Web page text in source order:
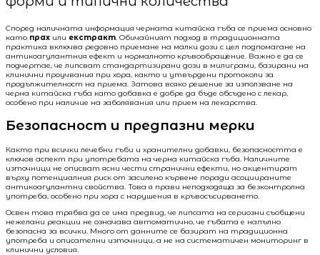
Според наличната информация черната китайска гъба се приема основно
като прах или екстракт. Обичайният подход в традиционната
практика включва редовно приемане на малки дози с цел подпомагане на
антикоагулантния ефект и нормалното кръвообращение. Важно е да се
подчертае, че липсват стандартизирани дози в милиграми, базирани на
клинични проучвания при хора, както и утвърдени протоколи за
продължителност на приема. Затова всяко решение за използване на
черна китайска гъба като добавка е добре да бъде обсъдено с лекар,
особено при наличие на заболявания или прием на лекарства.
Безопасност и предпазни мерки
Както при всички лечебни гъби и хранителни добавки, безопасността е
ключов аспект при употребата на черна китайска гъба. Наличните
източници не описват ясни чести странични ефекти, но акцентират
върху потенциалния риск от засилено кървене поради асоциираните
антикоагулантни свойства. Това я прави неподходяща за безконтролна
употреба, особено при хора с нарушения в кръвосъсирването.
Освен това трябва да се има предвид, че липсата на сериозни съобщени
нежелани реакции не означава автоматично, че гъбата е напълно
безопасна за всички. Много от данните се базират на традиционна
употреба и описателни източници, а не на систематичен мониторинг в
клинични условия.